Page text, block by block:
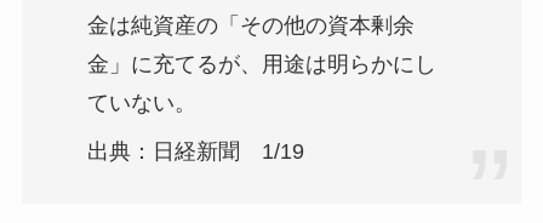
金は純資産の「その他の資本剰余
金」に充てるが、用途は明らかにし
ていない。
出典：日経新聞 1/19